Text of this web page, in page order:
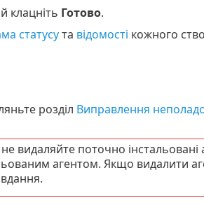
клацніть Готово.
статусута відомості кожного
розділ Виправлення
видаляйте поточно інстальовані
агентом. Якщо видалити